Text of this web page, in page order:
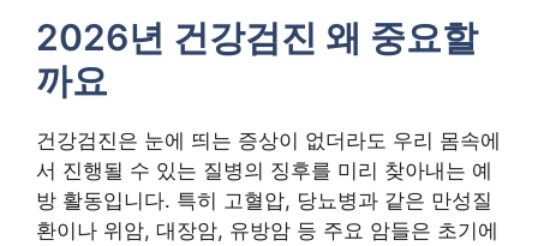
2026년 건강검진 왜 중요할
까요
건강검진은 눈에 띄는 증상이 없더라도 우리 몸속에
서 진행될 수 있는 질병의 징후를 미리 찾아내는 예
방 활동입니다. 특히 고혈압, 당뇨병과 같은 만성질
환이나 위암, 대장암, 유방암 등 주요 암들은 초기에